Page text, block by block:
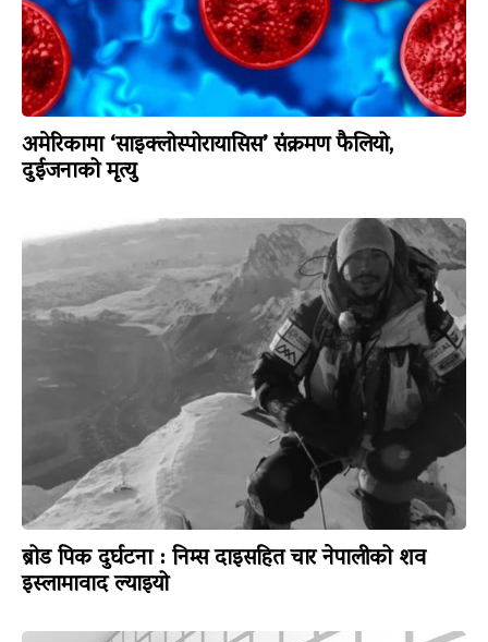
अमेरिकामा ‘साइक्लोस्पोरायासिस’ संक्रमण फैलियो,
दुईजनाको मृत्यु
ब्रोड पिक दुर्घटना : निम्स दाइसहित चार नेपालीको शव
इस्लामावाद ल्याइयो